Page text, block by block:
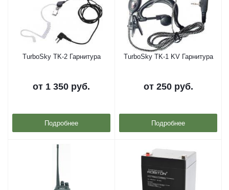
TurboSky TK-2 Гарнитура
от 1 350 руб.
Подробнее
TurboSky TK-1 KV Гарнитура
от 250 руб.
Подробнее